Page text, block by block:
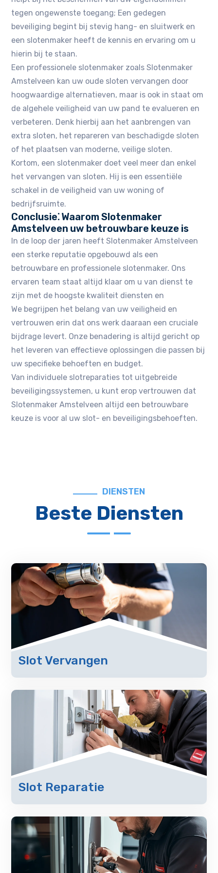
tegen ongewenste toegang; Een gedegen
beveiliging begint bij stevig hang- en sluitwerk en
een slotenmaker heeft de kennis en ervaring om u
hierin bij te staan.
Een professionele slotenmaker zoals Slotenmaker
Amstelveen kan uw oude sloten vervangen door
hoogwaardige alternatieven, maar is ook in staat om
de algehele veiligheid van uw pand te evalueren en
verbeteren. Denk hierbij aan het aanbrengen van
extra sloten, het repareren van beschadigde sloten
of het plaatsen van moderne, veilige sloten.
Kortom, een slotenmaker doet veel meer dan enkel
het vervangen van sloten. Hij is een essentiële
schakel in de veiligheid van uw woning of
bedrijfsruimte.
Conclusie⁚ Waarom Slotenmaker
Amstelveen uw betrouwbare keuze is
In de loop der jaren heeft Slotenmaker Amstelveen
een sterke reputatie opgebouwd als een
betrouwbare en professionele slotenmaker. Ons
ervaren team staat altijd klaar om u van dienst te
zijn met de hoogste kwaliteit diensten en
We begrijpen het belang van uw veiligheid en
vertrouwen erin dat ons werk daaraan een cruciale
bijdrage levert. Onze benadering is altijd gericht op
het leveren van effectieve oplossingen die passen bij
uw specifieke behoeften en budget.
Van individuele slotreparaties tot uitgebreide
beveiligingssystemen, u kunt erop vertrouwen dat
Slotenmaker Amstelveen altijd een betrouwbare
keuze is voor al uw slot- en beveiligingsbehoeften.
DIENSTEN
Beste Diensten
Slot Vervangen
Slot Reparatie